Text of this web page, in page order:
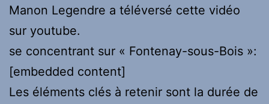
Manon Legendre a téléversé cette vidéo
sur youtube.
se concentrant sur « Fontenay-sous-Bois »:
[embedded content]
Les éléments clés à retenir sont la durée de